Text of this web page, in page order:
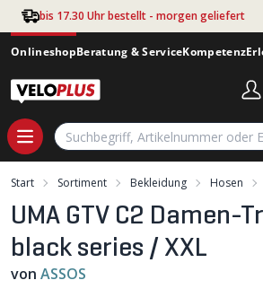
Zum Hauptinhalt springen
bis 17.30 Uhr bestellt - morgen geliefert
OnlineshopBeratung & ServiceKompetenz
Start Sortiment Bekleidung Hosen
UMA GTV C2 Damen-
black series / XXL
von ASSOS